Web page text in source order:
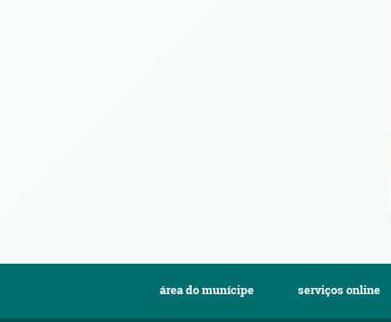
área do munícipe serviços online